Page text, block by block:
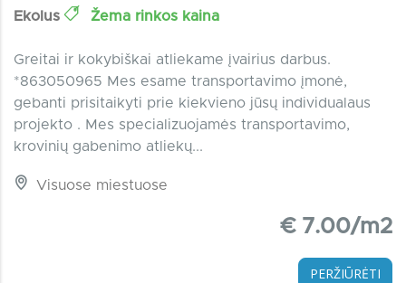
Ekolus Žema rinkos kaina
Greitai ir kokybiškai atliekame įvairius darbus.
*863050965 Mes esame transportavimo įmonė,
gebanti prisitaikyti prie kiekvieno jūsų individualaus
projekto . Mes specializuojamės transportavimo,
krovinių gabenimo atliekų...
Visuose miestuose
€ 7.00/m2
PERŽIŪRĖTI